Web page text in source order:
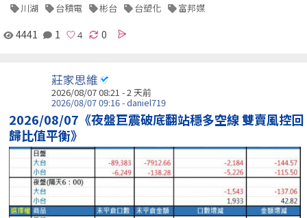
川湖 台積電 彬台 台塑化 富邦媒
4441 1 0
莊家思維
2026/08/07 08:21 - 2 天前
2026/08/07 09:16 - daniel719
2026/08/07《夜盤巨震破底翻站穩多空線 雙賣風控回
歸比值平衡》